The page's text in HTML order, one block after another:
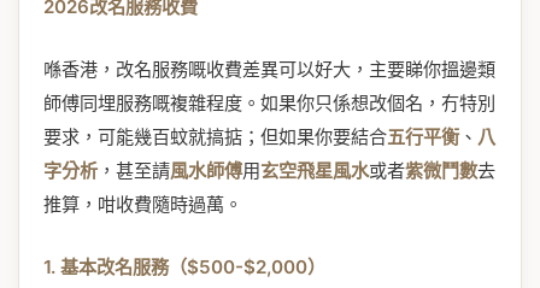
2026改名服務收費
喺香港，改名服務嘅收費差異可以好大，主要睇你搵邊類
師傅同埋服務嘅複雜程度。如果你只係想改個名，冇特別
要求，可能幾百蚊就搞掂；但如果你要結合五行平衡、 八
字分析 ，甚至請風水師傅用玄空飛星風水或者紫微鬥數去
推算，咁收費隨時過萬。
1. 基本改名服務（$500-$2,000）